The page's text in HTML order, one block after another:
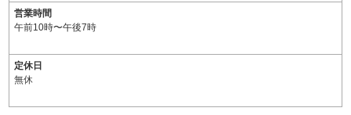
営業時間
午前10時〜午後7時
定休日
無休